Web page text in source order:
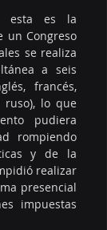
esta es la
un Congreso
se realiza
a seis
francés,
ruso), lo que
pudiera
rompiendo
y de la
realizar
presencial
impuestas